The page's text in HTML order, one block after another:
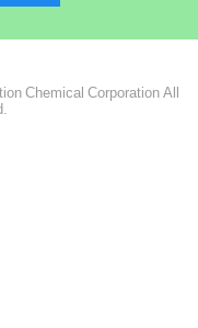
Chemical Corporation All